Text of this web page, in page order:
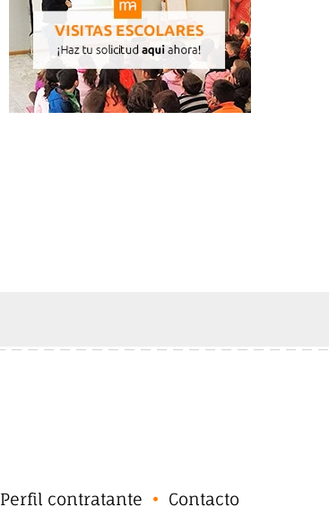
Perfil contratante Contacto